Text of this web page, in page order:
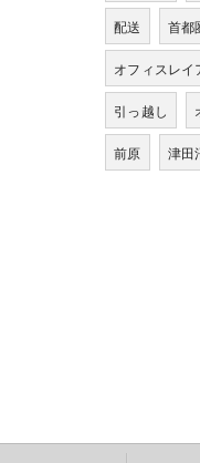
配送 首都
オフィスレイ
引っ越し
前原 津田